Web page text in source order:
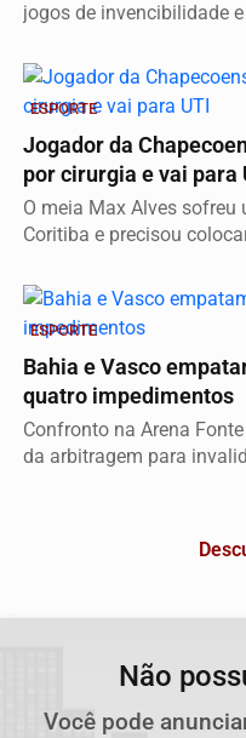
jogos de invencibilidade
ESPORTE
Jogador da
por cirurgia e vai para
O meia Max Alves
Coritiba e precisou
ESPORTE
Bahia e Vasco
quatro impedimentos
Confronto na Arena
da arbitragem para
Não
Você pode